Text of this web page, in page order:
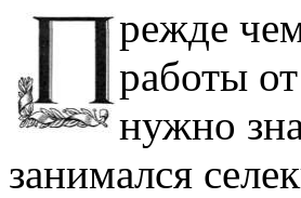
режде
работы
нужно
занимался